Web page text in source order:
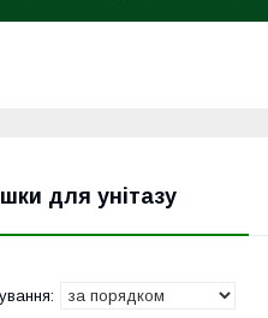
для унітазу